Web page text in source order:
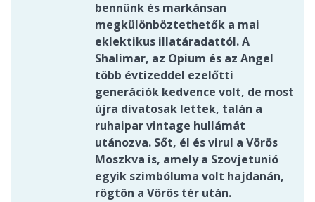
bennünk és markánsan
megkülönböztethetők a mai
eklektikus illatáradattól. A
Shalimar, az Opium és az Angel
több évtizeddel ezelőtti
generációk kedvence volt, de most
újra divatosak lettek, talán a
ruhaipar vintage hullámát
utánozva. Sőt, él és virul a Vörös
Moszkva is, amely a Szovjetunió
egyik szimbóluma volt hajdanán,
rögtön a Vörös tér után.